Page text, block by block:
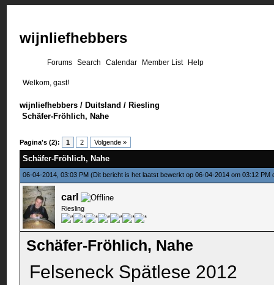
wijnliefhebbers
Forums Search Calendar Member List Help
Welkom, gast!
wijnliefhebbers / Duitsland / Riesling
Schäfer-Fröhlich, Nahe
Pagina's (2): 1 2 Volgende »
Schäfer-Fröhlich, Nahe
06-04-2014, 03:03 PM(Dit bericht is het laatst bewerkt op 06-04-2014 om 03:12 PM
carl
Riesling
Schäfer-Fröhlich, Nahe
Felseneck Spätlese 2012